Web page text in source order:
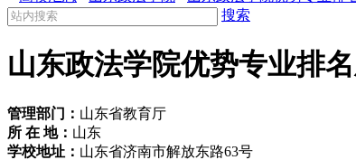
搜索
山东政法学院优势专业排
管理部门： 山东省教育厅
所 在 地： 山东
学校地址： 山东省济南市解放东路63号